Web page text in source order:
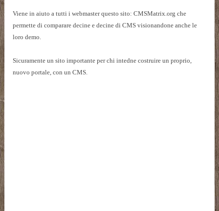
Viene in aiuto a tutti i webmaster questo sito: CMSMatrix.org che
permette di comparare decine e decine di CMS visionandone anche le
loro demo.
Sicuramente un sito importante per chi intedne costruire un proprio,
nuovo portale, con un CMS.